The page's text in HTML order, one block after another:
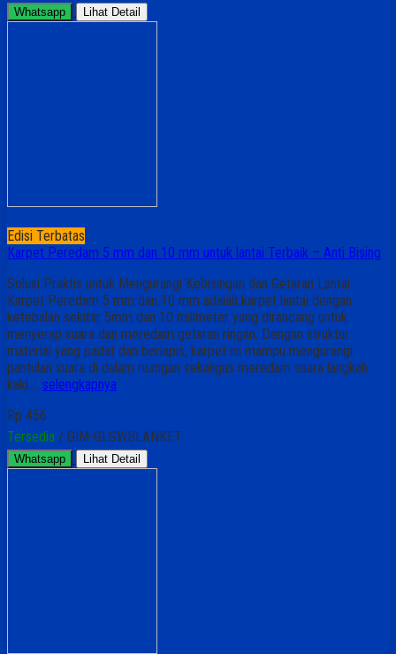
Whatsapp Lihat Detail
Edisi Terbatas
Karpet Peredam 5 mm dan 10 mm untuk lantai Terbaik – Anti Bising
Solusi Praktis untuk Mengurangi Kebisingan dan Getaran Lantai
Karpet Peredam 5 mm dan 10 mm adalah karpet lantai dengan
ketebalan sekitar 5mm dan 10 milimeter yang dirancang untuk
menyerap suara dan meredam getaran ringan. Dengan struktur
material yang padat dan berlapis, karpet ini mampu mengurangi
pantulan suara di dalam ruangan sekaligus meredam suara langkah
kaki…. selengkapnya
Rp 456
Tersedia / GIM-GLSWBLANKET
Whatsapp Lihat Detail